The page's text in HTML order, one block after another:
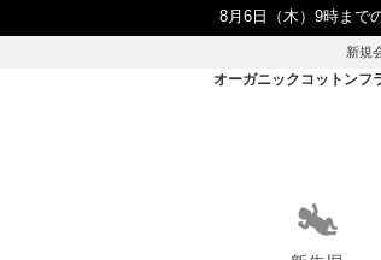
8月6日（木）9時まで
新規
オーガニックコットンフ